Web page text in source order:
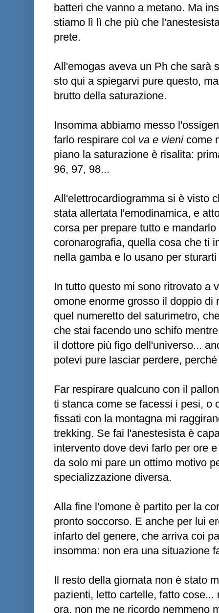
batteri che vanno a metano. Ma
stiamo lì lì che più che
prete.
All'emogas aveva un Ph che sarà
sto qui a spiegarvi pure questo,
brutto della saturazione.
Insomma abbiamo messo
farlo respirare col va e vienicome
piano la saturazione è risalita:
96, 97, 98...
All'elettrocardiogramma si è visto
stata allertata l'emodinamica, e
corsa per prepare tutto e
coronarografia, quella cosa che ti
nella gamba e lo usano per
In tutto questo mi sono ritrovato a
omone enorme grosso il doppio di
quel numeretto del saturimetro,
che stai facendo uno schifo
il dottore più figo dell'universo...
potevi pure lasciar perdere,
Far respirare qualcuno con il
ti stanca come se facessi i pesi, o
fissati con la montagna mi
trekking. Se fai l'anestesista è
intervento dove devi farlo per ore
da solo mi pare un ottimo motivo
specializzazione diversa.
Alla fine l'omone è partito per la
pronto soccorso. E anche per lui
infarto del genere, che arriva coi
insomma: non era una situazione
Il resto della giornata non è stato
pazienti, letto cartelle, fatto
ora, non me ne ricordo nemmeno